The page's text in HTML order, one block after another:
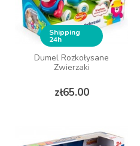
Shipping
24h
Dumel Rozkołysane
Zwierzaki
zł65.00
Price